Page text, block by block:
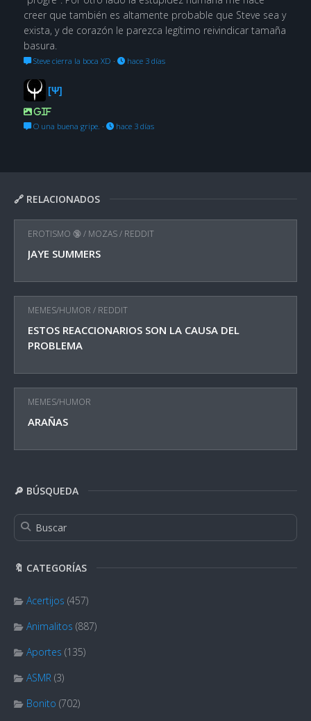
🔗 RELACIONADOS
EROTISMO 🔞/ MOZAS/ REDDIT
JAYE SUMMERS
MEMES/HUMOR / REDDIT
ESTOS REACCIONARIOS SON LA CAUSA DEL
PROBLEMA
MEMES/HUMOR
ARAÑAS
🔎 BÚSQUEDA
🔖 CATEGORÍAS
Acertijos (457)
Animalitos (887)
Aportes (135)
ASMR (3)
Bonito (702)
creer que también es altamente probable que Steve sea y
exista, y de corazón le parezca legítimo reivindicar tamaña
basura.
Steve cierra la boca XD · hace 3 días
[Ψ]
GIF
O una buena gripe. · hace 3 días